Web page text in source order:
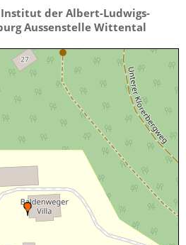
Institut der Albert-Ludwigs-
Aussenstelle Wittental